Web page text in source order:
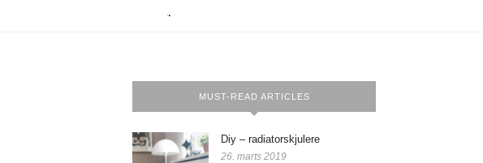
MUST-READ ARTICLES
Diy – radiatorskjulere
26. marts 2019